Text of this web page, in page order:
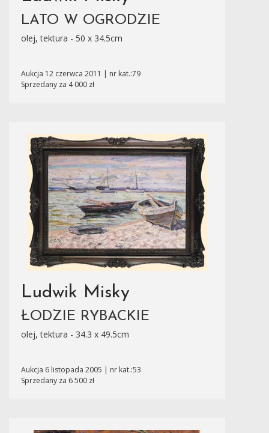
LATO W OGRODZIE
olej, tektura - 50 x 34.5cm
Aukcja 12 czerwca 2011 | nr kat.:79
Sprzedany za 4 000 zł
Ludwik Misky
ŁODZIE RYBACKIE
olej, tektura - 34.3 x 49.5cm
Aukcja 6 listopada 2005 | nr kat.:53
Sprzedany za 6 500 zł